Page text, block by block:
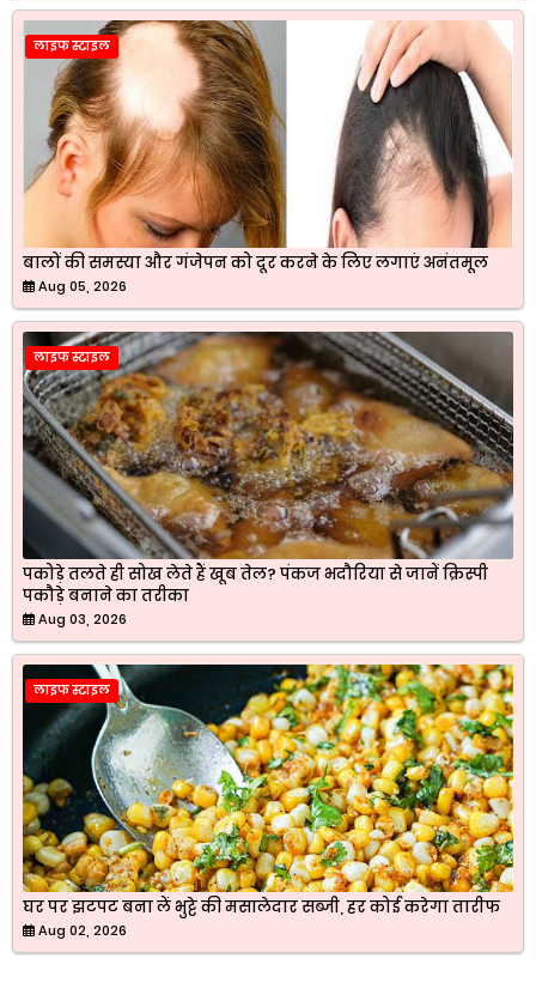
लाइफ स्टाइल
बालों की समस्या और गंजेपन को दूर करने के लिए लगाएं अनंतमूल
Aug 05, 2026
लाइफ स्टाइल
पकोड़े तलते ही सोख लेते हैं खूब तेल? पंकज भदौरिया से जानें क्रिस्पी
पकौड़े बनाने का तरीका
Aug 03, 2026
लाइफ स्टाइल
घर पर झटपट बना लें भुट्टे की मसालेदार सब्जी, हर कोई करेगा तारीफ
Aug 02, 2026